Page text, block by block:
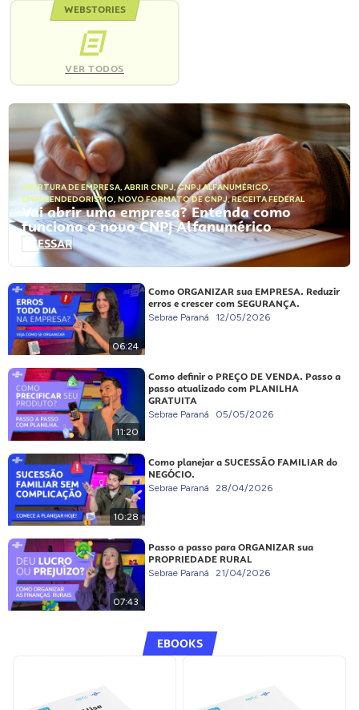
WEBSTORIES
VER TODOS
ABERTURA DE EMPRESA, ABRIR CNPJ,CNPJ ALFANUMÉRICO,
EMPREENDEDORISMO, NOVO FORMATO DE CNPJ,RECEITA FEDERAL
Vai abrir uma empresa? Entenda como
funciona o novo CNPJ Alfanumérico
ACESSAR
06:24
Como ORGANIZAR sua EMPRESA. Reduzir
erros e crescer com SEGURANÇA.
Sebrae Paraná 12/05/2026
11:20
Como definir o PREÇO DE VENDA. Passo a
passo atualizado com PLANILHA
GRATUITA
Sebrae Paraná 05/05/2026
10:28
Como planejar a SUCESSÃO FAMILIAR do
NEGÓCIO.
Sebrae Paraná 28/04/2026
07:43
Passo a passo para ORGANIZAR sua
PROPRIEDADE RURAL
Sebrae Paraná 21/04/2026
EBOOKS